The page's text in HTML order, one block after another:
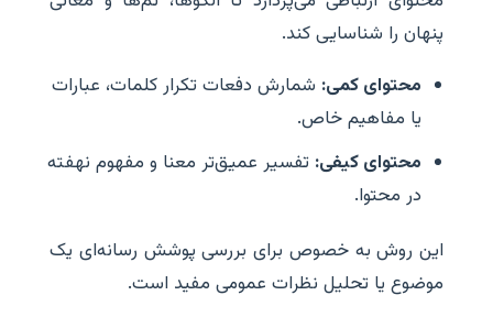
پنهان را شناسایی کند.
محتوای کمی: شمارش دفعات تکرار کلمات، عبارات
یا مفاهیم خاص.
محتوای کیفی: تفسیر عمیق‌تر معنا و مفهوم نهفته
در محتوا.
این روش به خصوص برای بررسی پوشش رسانه‌ای یک
موضوع یا تحلیل نظرات عمومی مفید است.